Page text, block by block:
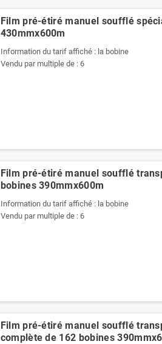
Film pré-étiré manuel soufflé
430mmx600m
Information du tarif affiché : la bobine
Vendu par multiple de : 6
Film pré-étiré manuel soufflé
bobines 390mmx600m
Information du tarif affiché : la bobine
Vendu par multiple de : 6
Film pré-étiré manuel soufflé
complète de 162 bobines